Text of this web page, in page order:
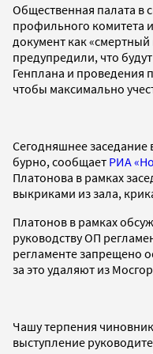
Общественная палата в
профильного комитета
документ как
предупредили, что
Генплана и проведения
чтобы максимально
Сегодняшнее заседание
бурно, сообщает РИА
Платонова в рамках
выкриками из зала,
Платонов в рамках
руководству ОП
регламенте запрещено
за это удаляют из
Чашу терпения
выступление